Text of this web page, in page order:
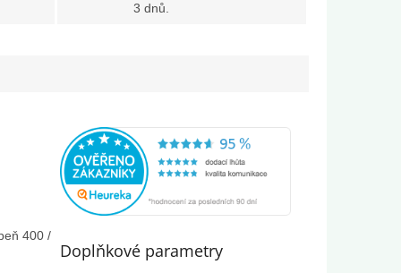
3 dnů.
400 /
Doplňkové parametry